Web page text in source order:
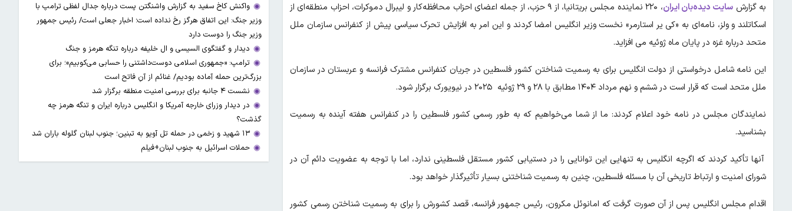
به گزارش سایت دیده‌بان ایران
، ۲۲۰ نماینده مجلس بریتانیا، از ۹ حزب، از جمله اعضای احزاب محافظه‌کار و لیبرال دموکرات، احزاب منطقه‌ای از
اسکاتلند و ولز، نامه‌ای به «کی یر استارمر» نخست وزیر انگلیس امضا کردند و این امر به افزایش تحرک سیاسی پیش از کنفرانس سازمان ملل
متحد درباره غزه در پایان ماه ژوئیه می افزاید.
این نامه شامل درخواستی از دولت انگلیس برای به رسمیت شناختن کشور فلسطین در جریان کنفرانس مشترک فرانسه و عربستان در سازمان
ملل متحد است که قرار است در ششم و نهم مرداد ۱۴۰۴ مطابق با ۲۸ و ۲۹ ژوئیه ۲۰۲۵ در نیویورک برگزار شود.
نمایندگان مجلس در نامه خود اعلام کردند: ما از شما می‌خواهیم که به طور رسمی کشور فلسطین را در کنفرانس هفته آینده به رسمیت
بشناسید.
آنها تأکید کردند که اگرچه انگلیس به تنهایی این توانایی را در دستیابی کشور مستقل فلسطینی ندارد، اما با توجه به عضویت دائم آن در
شورای امنیت و ارتباط تاریخی آن با مسئله فلسطین، چنین به رسمیت شناختنی بسیار تأثیرگذار خواهد بود.
اقدام مجلس انگلیس پس از آن صورت گرفت که امانوئل مکرون، رئیس جمهور فرانسه، قصد کشورش را برای به رسمیت شناختن رسمی کشور
واکنش کاخ سفید به گزارش واشنگتن پست درباره جدال لفظی ترامپ با
وزیر جنگ: این اتفاق هرگز رخ نداده است؛ اخبار جعلی است/ رئیس جمهور
وزیر جنگ را دوست دارد
دیدار و گفتگوی السیسی و ال خلیفه درباره تنگه هرمز و جنگ
ترامپ: «جمهوری اسلامی دوست‌داشتنی را حسابی می‌کوبیم»؛ برای
بزرگ‌ترین حمله آماده بودیم/ غنائم از آنِ فاتح است
نشست ۴ جانبه برای بررسی امنیت منطقه برگزار شد
در دیدار وزرای خارجه آمریکا و انگلیس درباره ایران و تنگه هرمز چه
گذشت؟
۱۳ شهید و زخمی در حمله تل آویو به تبنین؛ جنوب لبنان گلوله باران شد
حملات اسرائیل به جنوب لبنان+فیلم